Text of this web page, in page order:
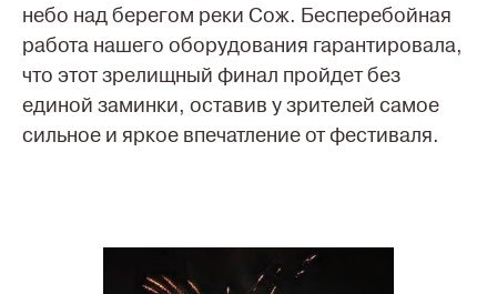
небо над берегом реки Сож. Бесперебойная
работа нашего оборудования гарантировала,
что этот зрелищный финал пройдет без
единой заминки, оставив у зрителей самое
сильное и яркое впечатление от фестиваля.